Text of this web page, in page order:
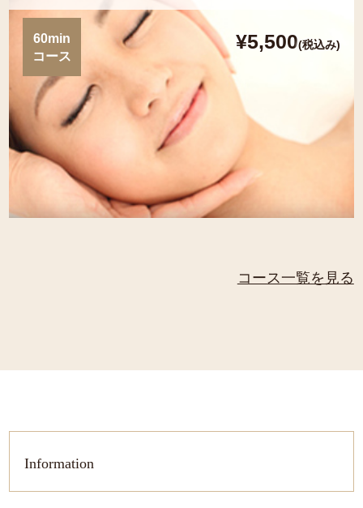
60min
コース
¥5,500(税込み)
コース一覧を見る
Information